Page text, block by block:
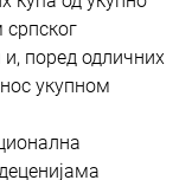
српског
поред одличних
укупном